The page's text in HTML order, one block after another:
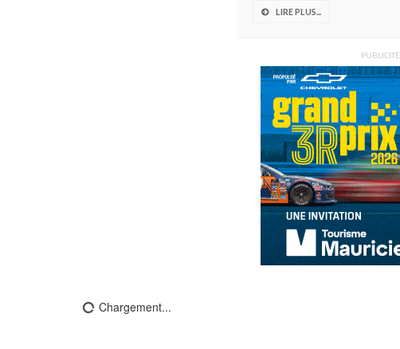
LIRE PLUS...
PUBLICITÉ
Chargement...